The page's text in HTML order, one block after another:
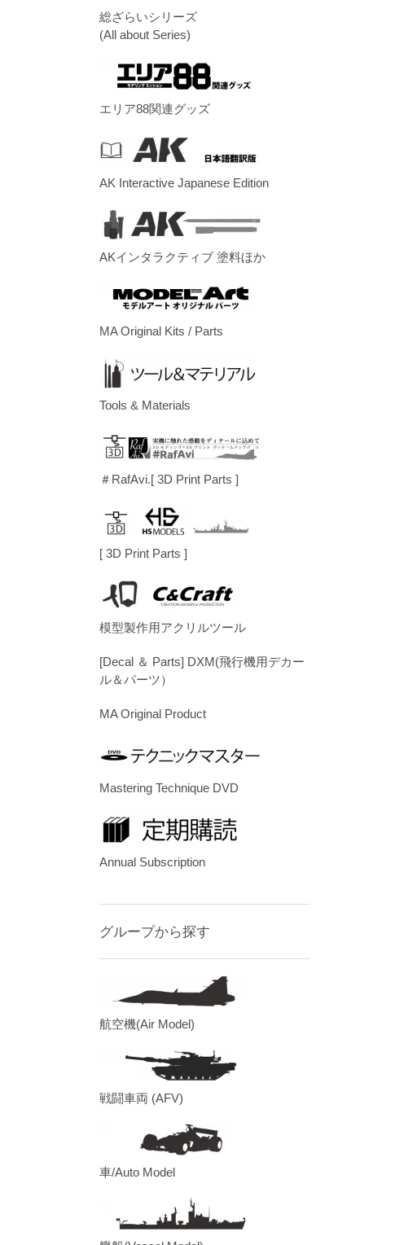
総ざらいシリーズ
(All about Series)
エリア88関連グッズ
AK Interactive Japanese Edition
AKインタラクティブ 塗料ほか
MA Original Kits / Parts
Tools & Materials
＃RafAvi.[ 3D Print Parts ]
[ 3D Print Parts ]
模型製作用アクリルツール
[Decal ＆ Parts] DXM(飛行機用デカー
ル＆パーツ）
MA Original Product
Mastering Technique DVD
Annual Subscription
グループから探す
航空機(Air Model)
戦闘車両 (AFV)
車/Auto Model